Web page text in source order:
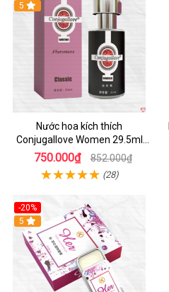
5
Nước hoa kích thích
Conjugallove Women 29.5ml
tăng ham muốn quyến rũ mãnh
liệt
750.000₫ 852.000₫
(28)
-20%
5